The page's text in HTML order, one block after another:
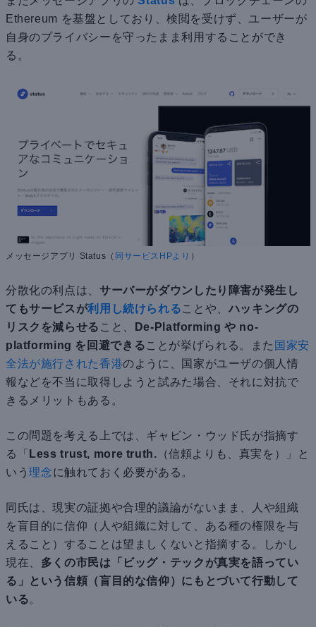
Ethereum を基盤としており、検閲を受けず、ユーザーが
自身のプライバシーを守ったまま利用することができ
る。
メッセージアプリ Status（ 同サービスHPより ）
分散化の利点は、 サーバーがダウンしたり障害が発生し
てもサービスが利用し続けられることや、 ハッキングの
リスクを減らせる こと、
De-Platforming や no-
platforming を回避できることが挙げられる。また 国家安
全法が施行された香港のように、国家がユーザの個人情
報などを不当に取得しようと試みた場合、それに対抗で
きるメリットもある。
この問題を考える上では、ギャビン・ウッド氏が指摘す
る「 Less trust, more truth. （信頼よりも、真実を）」と
いう理念に触れておく必要がある。
同氏は、現実の証拠や合理的議論がないまま、人や組織
を盲目的に信仰（人や組織に対して、ある種の権限を与
えること）することは望ましくないと指摘する。しかし
現在、 多くの市民は「ビッグ・テックが真実を語ってい
る」という信頼（盲目的な信仰）にもとづいて行動して
いる。